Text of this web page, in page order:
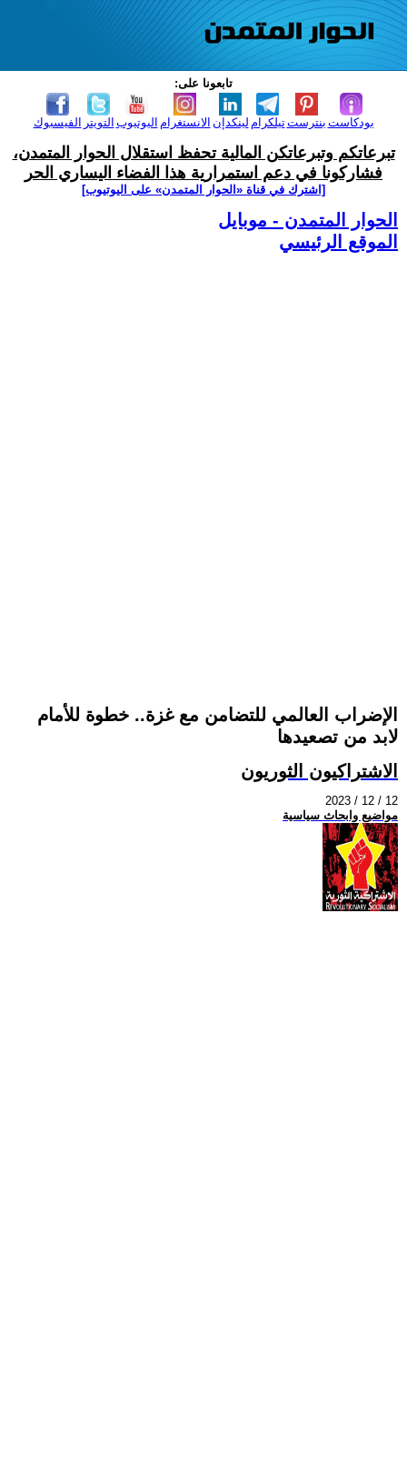
تابعونا على:
الفيسبوك التويتر اليوتيوب الانستغرام لينكدإن تيلكرامبنترست بودكاست
تبرعاتكم وتبرعاتكن المالية تحفظ استقلال الحوار المتمدن،
فشاركونا في دعم استمرارية هذا الفضاء اليساري الحر
[اشترك في قناة ‫«الحوار المتمدن» على اليوتيوب]
الحوار المتمدن - موبايل
الموقع الرئيسي
الإضراب العالمي للتضامن مع غزة.. خطوة للأمام
لابد من تصعيدها
الاشتراكيون الثوريون
2023 / 12 / 12
مواضيع وابحاث سياسية